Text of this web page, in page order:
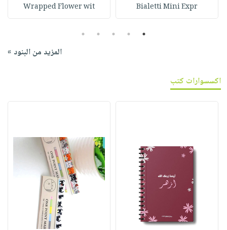
Bialetti Mini Expr
Wrapped Flower wit
1
2
3
4
5
المزيد من البنود »
اكسسوارات كتب